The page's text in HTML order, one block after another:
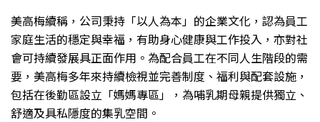
美高梅續稱，公司秉持「以人為本」的企業文化，認為員工
家庭生活的穩定與幸福，有助身心健康與工作投入，亦對社
會可持續發展具正面作用。為配合員工在不同人生階段的需
要，美高梅多年來持續檢視並完善制度、福利與配套設施，
包括在後勤區設立「媽媽專區」，為哺乳期母親提供獨立、
舒適及具私隱度的集乳空間。